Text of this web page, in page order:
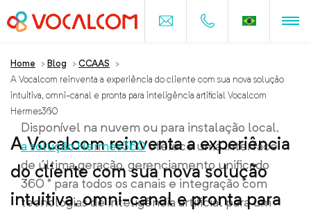
Home > Blog > CCAAS
>
A Vocalcom reinventa a experiência do cliente com sua nova solução
intuitiva, omni-canal e pronta para inteligência artificial Vocalcom
Hermes360
A Vocalcom reinventa a experiência
do cliente com sua nova solução
intuitiva, omni-canal e pronta para
Disponível na nuvem ou para instalação local,
a solução Hermes360oferece uma interface
de última geração, gerenciamento unificado
360 ° para todos os canais e integração com
tecnologias de inteligência artificial para um